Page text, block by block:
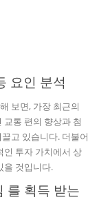
요인 분석
보면, 가장 최근의
통 편의 향상과 첨
고 있습니다. 더불어
인 투자 가치에서 상
을 것입니다.
를 획득 받는